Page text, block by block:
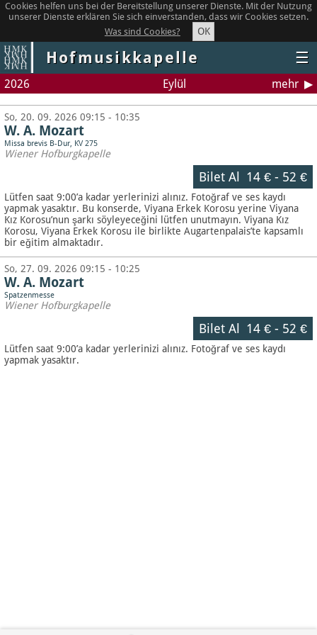
Cookies helfen uns bei der Bereitstellung unserer Dienste. Mit der Nutzung
unserer Dienste erklären Sie sich einverstanden, dass wir Cookies setzen.
Was sind Cookies?
OK
Hofmusikkapelle ☰
2026 Eylül mehr
So, 20. 09. 2026 09:15 - 10:35
W. A. Mozart
Missa brevis B-Dur, KV 275
Wiener Hofburgkapelle
Bilet Al 14 €- 52 €
Lütfen saat 9:00’a kadar yerlerinizi alınız. Fotoğraf ve ses kaydı
yapmak yasaktır. Bu konserde, Viyana Erkek Korosu yerine Viyana
Kız Korosu’nun şarkı söyleyeceğini lütfen unutmayın. Viyana Kız
Korosu, Viyana Erkek Korosu ile birlikte Augartenpalais’te kapsamlı
bir eğitim almaktadır.
So, 27. 09. 2026 09:15 - 10:25
W. A. Mozart
Spatzenmesse
Wiener Hofburgkapelle
Bilet Al 14 €- 52 €
Lütfen saat 9:00’a kadar yerlerinizi alınız. Fotoğraf ve ses kaydı
yapmak yasaktır.